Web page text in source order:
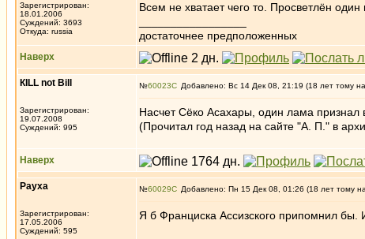
Зарегистрирован:
18.01.2006
Суждений: 3693
Откуда: russia
Всем не хватает чего то. Просветлён
достаточнее предположенных
Наверх
КILL not Вill
Зарегистрирован:
19.07.2008
Суждений: 995
№60023 Добавлено: Вс 14 Дек 08, 21:19 (18 лет тому
Насчет Сёко Асахары, один лама признал
(Прочитал год назад на сайте "А. П." в
Наверх
Рауха
Зарегистрирован:
17.05.2006
Суждений: 595
№60029 Добавлено: Пн 15 Дек 08, 01:26 (18 лет тому
Я б Франциска Ассизского припомнил бы.